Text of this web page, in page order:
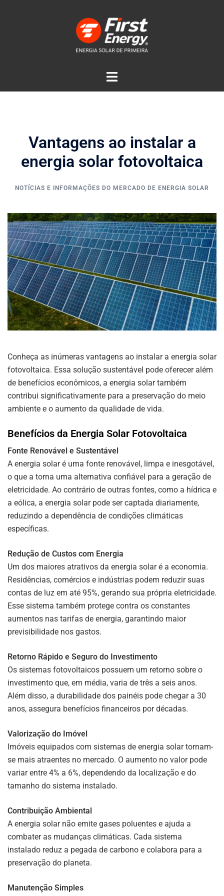
Vantagens ao instalar a
energia solar fotovoltaica
NOTÍCIAS E INFORMAÇÕES DO MERCADO DE ENERGIA SOLAR
Conheça as inúmeras vantagens ao instalar a energia solar
fotovoltaica. Essa solução sustentável pode oferecer além
de benefícios econômicos, a energia solar também
contribui significativamente para a preservação do meio
ambiente e o aumento da qualidade de vida.
Benefícios da Energia Solar Fotovoltaica
Fonte Renovável e Sustentável
A energia solar é uma fonte renovável, limpa e inesgotável,
o que a torna uma alternativa confiável para a geração de
eletricidade. Ao contrário de outras fontes, como a hídrica e
a eólica, a energia solar pode ser captada diariamente,
reduzindo a dependência de condições climáticas
específicas.
Redução de Custos com Energia
Um dos maiores atrativos da energia solar é a economia.
Residências, comércios e indústrias podem reduzir suas
contas de luz em até 95%, gerando sua própria eletricidade.
Esse sistema também protege contra os constantes
aumentos nas tarifas de energia, garantindo maior
previsibilidade nos gastos.
Retorno Rápido e Seguro do Investimento
Os sistemas fotovoltaicos possuem um retorno sobre o
investimento que, em média, varia de três a seis anos.
Além disso, a durabilidade dos painéis pode chegar a 30
anos, assegura benefícios financeiros por décadas.
Valorização do Imóvel
Imóveis equipados com sistemas de energia solar tornam-
se mais atraentes no mercado. O aumento no valor pode
variar entre 4% a 6%, dependendo da localização e do
tamanho do sistema instalado.
Contribuição Ambiental
A energia solar não emite gases poluentes e ajuda a
combater as mudanças climáticas. Cada sistema
instalado reduz a pegada de carbono e colabora para a
preservação do planeta.
Manutenção Simples